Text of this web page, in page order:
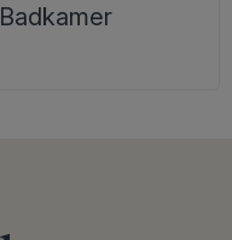
Badkamer